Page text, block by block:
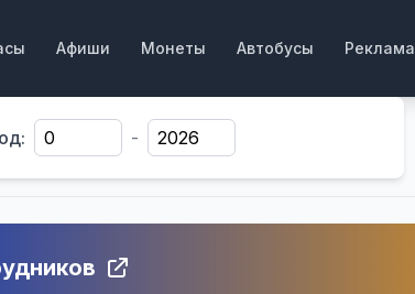
Афиши Монеты Автобусы Реклама
-